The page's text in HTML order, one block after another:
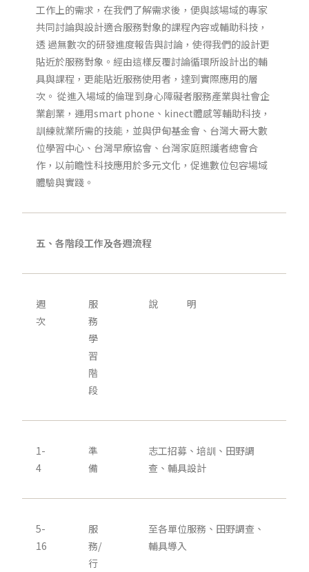
工作上的需求，在我們了解需求後，便與該場域的專家
共同討論與設計適合服務對象的課程內容或輔助科技，
透 過無數次的研發進度報告與討論，使得我們的設計更
貼近於服務對象。經由這樣反覆討論循環所設計出的輔
具與課程，更能貼近服務使用者，達到實際應用的層
次。 從進入場域的倫理到身心障礙者服務產業與社會企
業創業，運用smart phone、kinect體感等輔助科技，
訓練就業所需的技能，並與伊甸基金會、台灣大哥大數
位學習中心、台灣早療協會、台灣家庭照護者總會合
作，以前瞻性科技應用於多元文化，促進數位包容場域
體驗與實踐。
五、各階段工作及各週流程
週
次
服
務
學
習
階
段
說 明
1-
4
準
備
志工招募、培訓、田野調
查、輔具設計
5-
16
服
務/
行
至各單位服務、田野調查、
輔具導入